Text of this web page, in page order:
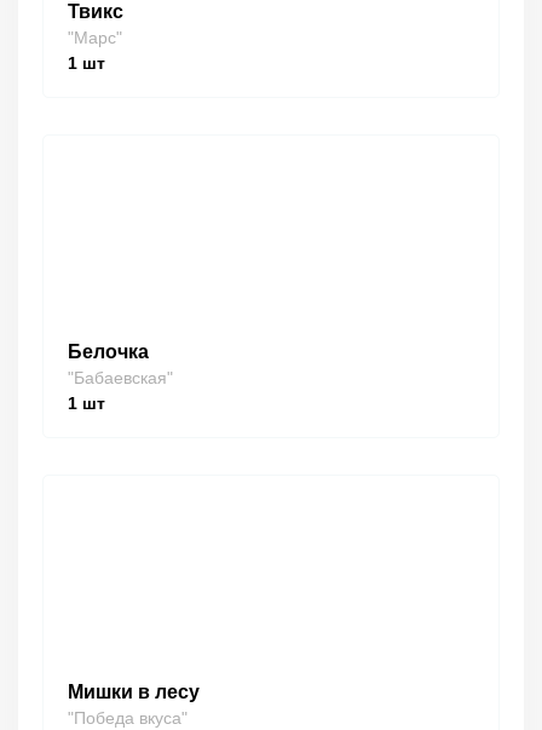
Твикс
"Марс"
1 шт
Белочка
"Бабаевская"
1 шт
Мишки в лесу
"Победа вкуса"